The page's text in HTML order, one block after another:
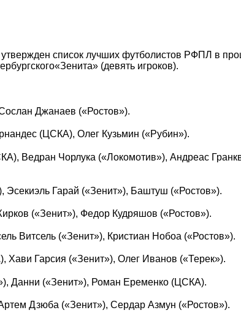
список лучших футболистов РФПЛ в
(девять игроков).
Джанаев («Ростов»).
(ЦСКА), Олег Кузьмин («Рубин»).
Ведран Чорлука («Локомотив»), Андреас
Гарай («Зенит»), Баштуш («Ростов»).
(«Зенит»), Федор Кудряшов («Ростов»).
Витсель («Зенит»), Кристиан Нобоа («Ростов»).
Хави Гарсия («Зенит»), Олег Иванов («Терек»).
Данни («Зенит»), Роман Еременко (ЦСКА).
Дзюба («Зенит»), Сердар Азмун («Ростов»).